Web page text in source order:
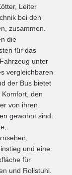
Leiter
bei den
zusammen.
die
für das
unter
vergleichbaren
der Bus bietet
den
von ihren
gewohnt sind:
und eine
für
und Rollstuhl.